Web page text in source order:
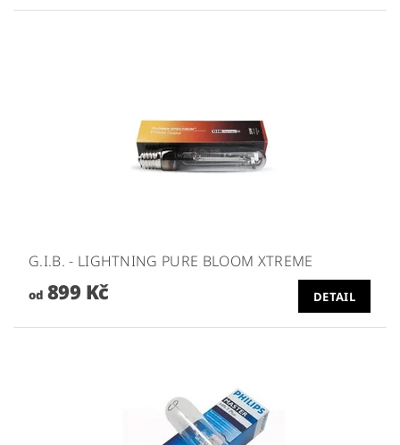
G.I.B. - LIGHTNING PURE BLOOM XTREME
od899 Kč DETAIL